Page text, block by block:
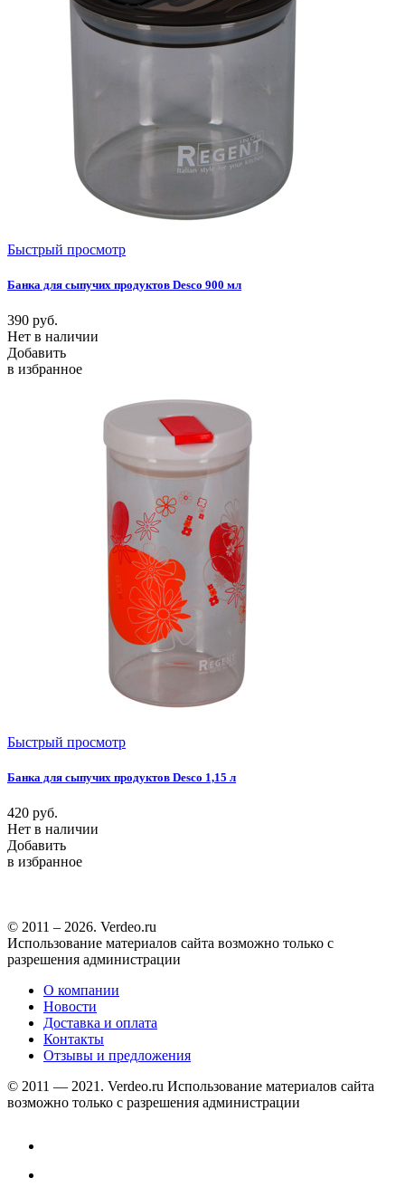
Быстрый просмотр
Банка для сыпучих продуктов Desco 900 мл
390 руб.
Нет в наличии
Добавить
в избранное
Быстрый просмотр
Банка для сыпучих продуктов Desco 1,15 л
420 руб.
Нет в наличии
Добавить
в избранное
© 2011 – 2026. Verdeo.ru
Использование материалов сайта возможно только с
разрешения администрации
О компании
Новости
Доставка и оплата
Контакты
Отзывы и предложения
© 2011 — 2021. Verdeo.ru Использование материалов сайта
возможно только с разрешения администрации